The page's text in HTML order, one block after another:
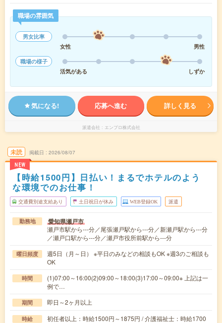
職場の雰囲気
男女比率
女性
男性
職場の様子
活気がある
しずか
気になる! 応募へ進む 詳しく見る
派遣会社 エンプロ株式会社
未読
NEW
掲載日 2026/08/07
【時給1500円】日払い！まるでホテルのよう
な環境でのお仕事！
交通費別途支給あり 土日祝日が休み WEB登録OK 派遣
勤務地 愛知県瀬戸市
瀬戸市駅から---分／尾張瀬戸駅から---分／新瀬戸駅から---分
／瀬戸口駅から---分／瀬戸市役所前駅から---分
曜日頻度
週5日（月～日） ※平日のみなどの相談もOK ※週3のご相談も
OK
時間
(1)07:00～16:00(2)09:00～18:00(3)17:00～09:00※ 上記は一
例で…
期間 即日～2ヶ月以上
時給
初任者以上：時給1500円～1875円 / 介護福祉士：時給1700